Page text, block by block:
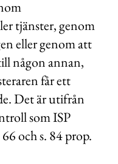
tjänster, genom
eller genom att
någon annan,
får ett
Det är utifrån
som ISP
och s. 84 prop.